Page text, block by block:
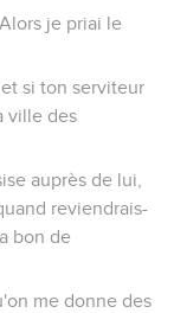
je priai le
si ton serviteur
ville des
auprès de lui,
reviendrais-
bon de
me donne des